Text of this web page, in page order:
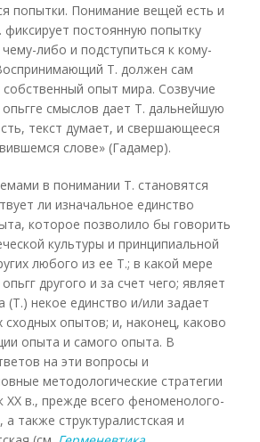
попытки. Понимание вещей есть и
постоянную попытку
либо и подступиться к кому-
Т. должен сам
опыт мира. Созвучие
смыслов дает Т. дальнейшую
текст думает, и свершающееся
слове» (Гадамер).
в понимании Т. становятся
ли изначальное единство
которое позволило бы говорить
культуры и принципиальной
любого из ее Т.; в какой мере
другого и за счет чего; являет
(Т.) некое единство и/или задает
опытов; и, наконец, каково
опыта и самого опыта. В
на эти вопросы и
методологические стратегии
XX в., прежде всего феноменолого-
а также структуралистская и